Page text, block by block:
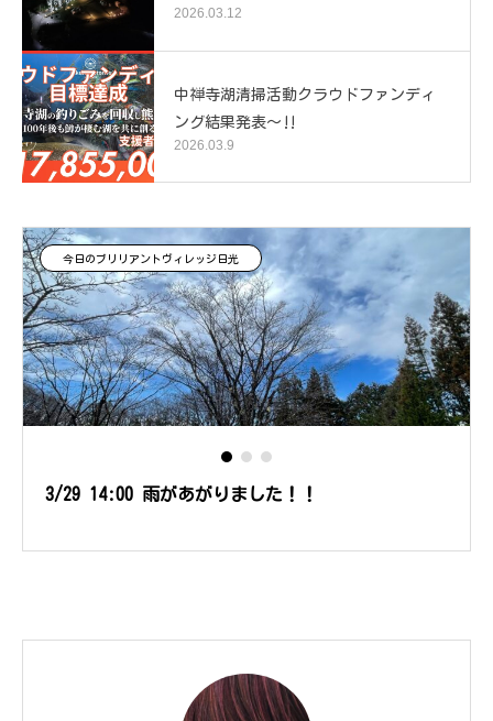
2026.03.12
中禅寺湖清掃活動クラウドファンディ
ング結果発表～‼️
2026.03.9
今日のブリリアントヴィレッジ日光
3/29 14:00 雨があがりました！！